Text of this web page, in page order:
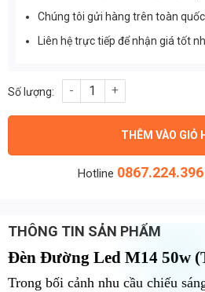
Chúng tôi gửi hàng trên toàn quốc.
Liên hệ trực tiếp để nhận giá tốt
Đèn Đường Led M14 50w (TDLDD14-
THÊM VÀO GIỎ
Hotline 0867.224.396
THÔNG TIN SẢN PHẨM
Đèn Đường Led M14 50w
Trong bối cảnh nhu cầu chiếu